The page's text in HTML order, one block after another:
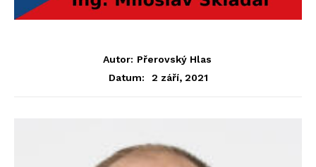
Autor: Přerovský Hlas
Datum:
2 září, 2021